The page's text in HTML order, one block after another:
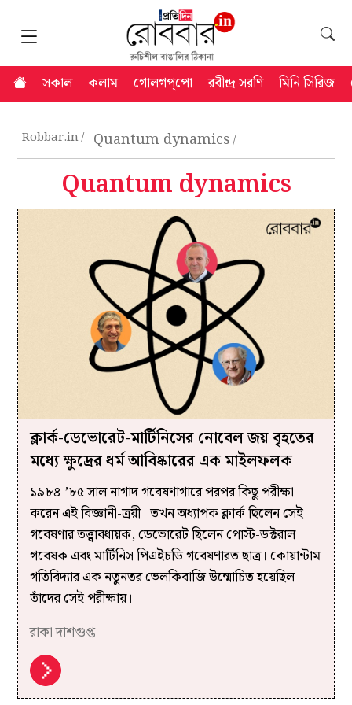
সকাল কলাম গোলগপ্‌পো রবীন্দ্র সরণি মিনি সিরিজ
Robbar.in Quantum dynamics
Quantum dynamics
ক্লার্ক-ডেভোরেট-মার্টিনিসের নোবেল জয় বৃহতের
মধ্যে ক্ষুদ্রের ধর্ম আবিষ্কারের এক মাইলফলক
১৯৮৪-’৮৫ সাল নাগাদ গবেষণাগারে পরপর কিছু পরীক্ষা
করেন এই বিজ্ঞানী-ত্রয়ী। তখন অধ্যাপক ক্লার্ক ছিলেন সেই
গবেষণার তত্ত্বাবধায়ক, ডেভোরেট ছিলেন পোস্ট-ডক্টরাল
গবেষক এবং মার্টিনিস পিএইচডি গবেষণারত ছাত্র। কোয়ান্টাম
গতিবিদ্যার এক নতুনতর ভেলকিবাজি উন্মোচিত হয়েছিল
তাঁদের সেই পরীক্ষায়।
রাকা দাশগুপ্ত